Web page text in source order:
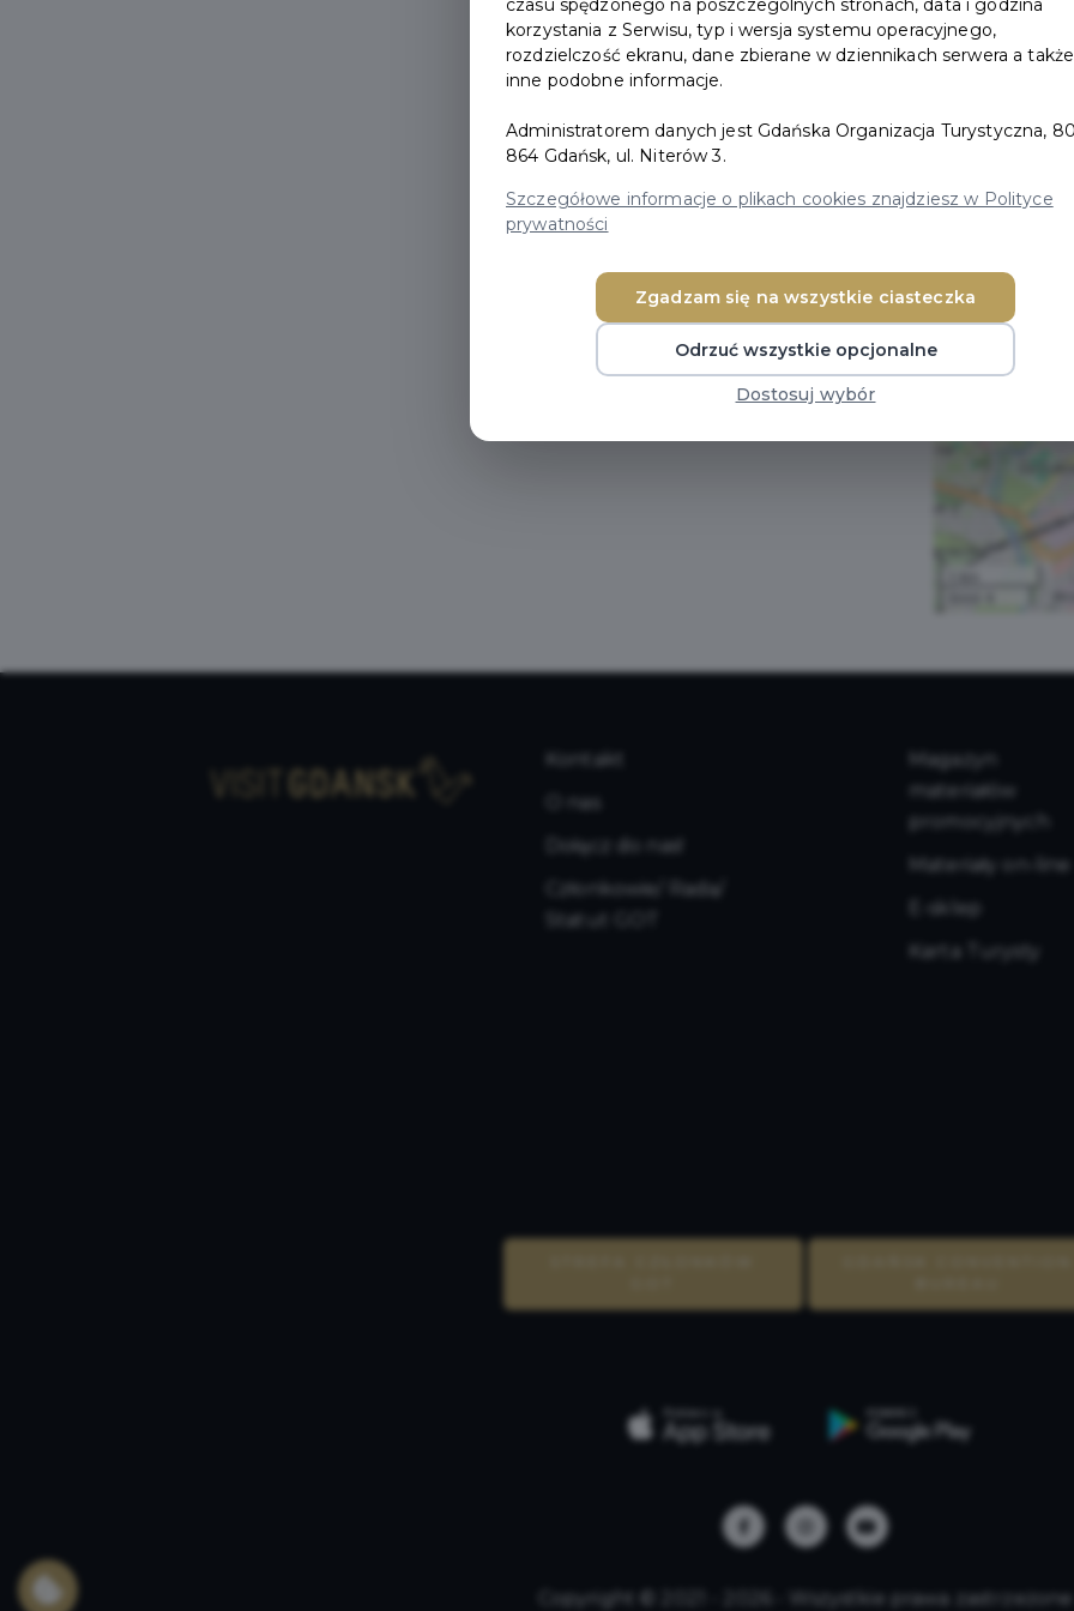
Kontakt
O nas
Dołącz do nas!
Członkowie/ Rada/
Statut GOT
Magazyn
materiałów
promocyjnych
Materiały on-line
E-sklep
Karta Turysty
Copyright © 2021 - 2026 - Wszystkie prawa zastrzeżone
czasu spędzonego na poszczególnych stronach, data i godzina
korzystania z Serwisu, typ i wersja systemu operacyjnego,
rozdzielczość ekranu, dane zbierane w dziennikach serwera a także
inne podobne informacje.
Administratorem danych jest Gdańska Organizacja Turystyczna,
864 Gdańsk, ul. Niterów 3.
Szczegółowe informacje o plikach cookies znajdziesz w Polityce
prywatności
Zgadzam się na wszystkie ciasteczka
Odrzuć wszystkie opcjonalne
Dostosuj wybór